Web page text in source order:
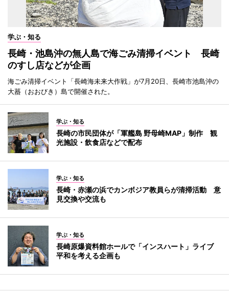
学ぶ・知る
長崎・池島沖の無人島で海ごみ清掃イベント 長崎
のすし店などが企画
海ごみ清掃イベント「長崎海未来大作戦」が7月20日、長崎市池島沖の
大蟇（おおびき）島で開催された。
学ぶ・知る
長崎の市民団体が「軍艦島 野母崎MAP」制作 観
光施設・飲食店などで配布
学ぶ・知る
長崎・赤瀬の浜でカンボジア教員らが清掃活動 意
見交換や交流も
学ぶ・知る
長崎原爆資料館ホールで「インスハート」ライブ
平和を考える企画も